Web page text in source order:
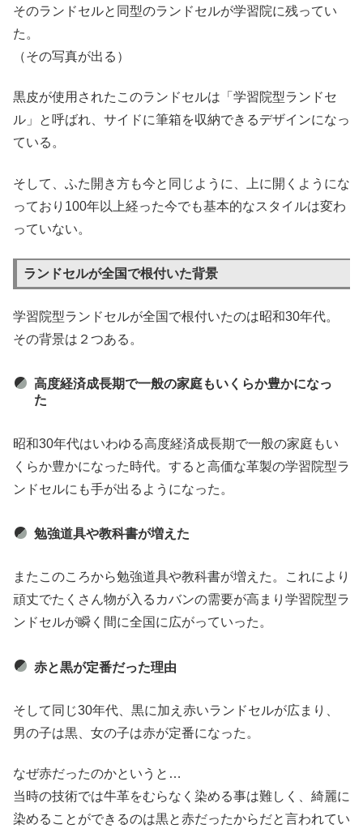
そのランドセルと同型のランドセルが学習院に残ってい
た。
（その写真が出る）
黒皮が使用されたこのランドセルは「学習院型ランドセ
ル」と呼ばれ、サイドに筆箱を収納できるデザインになっ
ている。
そして、ふた開き方も今と同じように、上に開くようにな
っており100年以上経った今でも基本的なスタイルは変わ
っていない。
ランドセルが全国で根付いた背景
学習院型ランドセルが全国で根付いたのは昭和30年代。
その背景は２つある。
高度経済成長期で一般の家庭もいくらか豊かになっ
た
昭和30年代はいわゆる高度経済成長期で一般の家庭もい
くらか豊かになった時代。すると高価な革製の学習院型ラ
ンドセルにも手が出るようになった。
勉強道具や教科書が増えた
またこのころから勉強道具や教科書が増えた。これにより
頑丈でたくさん物が入るカバンの需要が高まり学習院型ラ
ンドセルが瞬く間に全国に広がっていった。
赤と黒が定番だった理由
そして同じ30年代、黒に加え赤いランドセルが広まり、
男の子は黒、女の子は赤が定番になった。
なぜ赤だったのかというと…
当時の技術では牛革をむらなく染める事は難しく、綺麗に
染めることができるのは黒と赤だったからだと言われてい